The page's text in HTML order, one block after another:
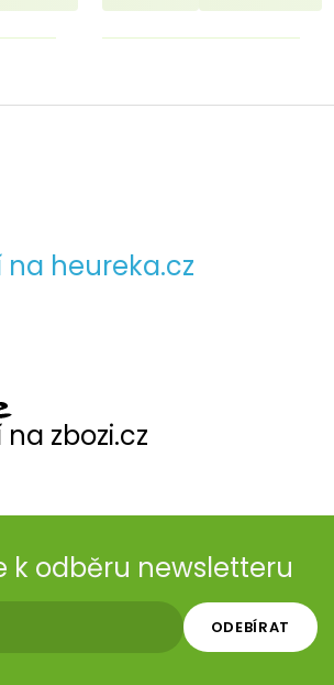
heureka.cz
zbozi.cz
k odběru newsletteru
ODEBÍRAT